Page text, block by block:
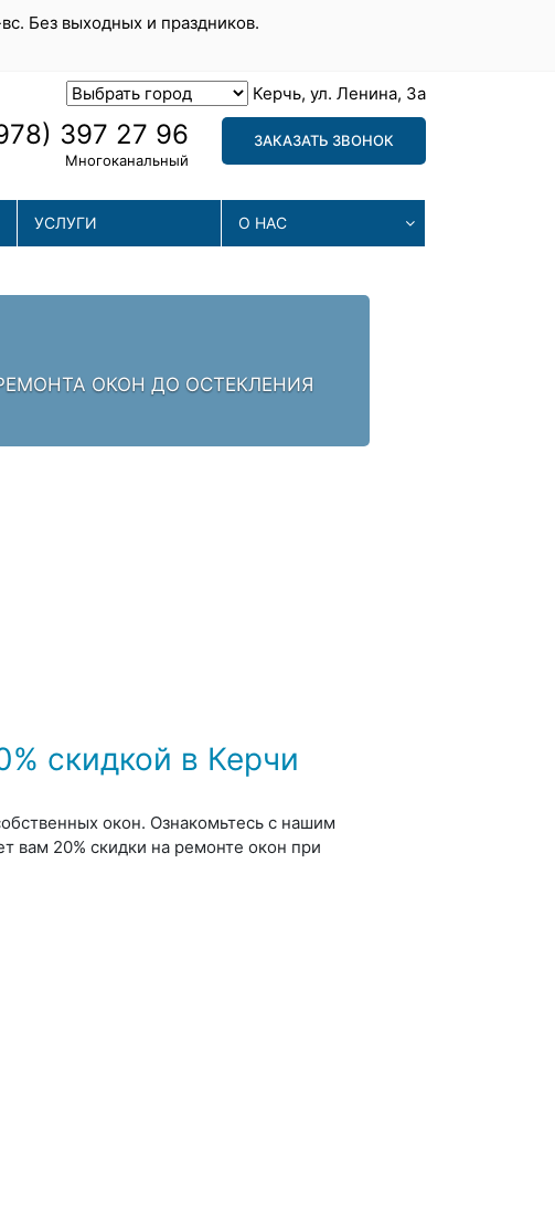
Без выходных и праздников.
Керчь, ул. Ленина, 3а
397 27 96
Многоканальный
ЗАКАЗАТЬ ЗВОНОК
УСЛУГИ О НАС
ЗАЛОГ УСПЕХА -
скидкой в Керчи
окон. Ознакомьтесь с нашим
вам 20% скидки на ремонте окон при